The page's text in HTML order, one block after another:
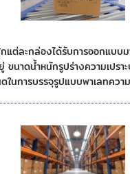
ต่ละกล่องได้รับการออกแบบม
นาดน้ำหนักรูปร่างความเปราะ
นการบรรจุรูปแบบพาเลทคว